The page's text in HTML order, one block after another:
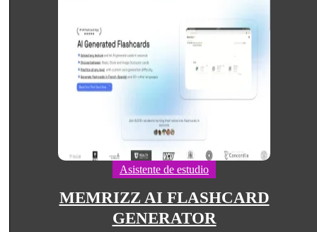
Asistente de estudio
MEMRIZZ AI FLASHCARD
GENERATOR